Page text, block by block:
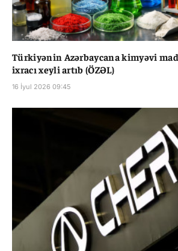
Türkiyənin Azərbaycana kimyəvi
ixracı xeyli artıb (ÖZƏL)
16 İyul 2026 09:45